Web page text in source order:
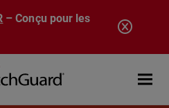
– Conçu pour les
Open